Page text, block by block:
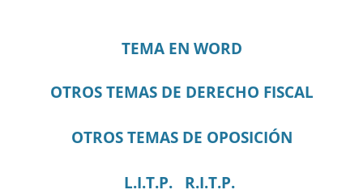
TEMA EN WORD
OTROS TEMAS DE DERECHO FISCAL
OTROS TEMAS DE OPOSICIÓN
L.I.T.P. R.I.T.P.